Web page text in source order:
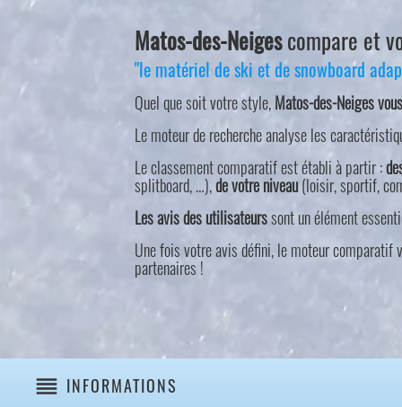
Matos-des-Neigescompare et
"le matériel de ski et de snowboard
Quel que soit votre style,Matos-des-Neiges
Le moteur de recherche analyse les
Le classement comparatif est établi à partir :
splitboard, …),de votre niveau(loisir, sportif,
Les avis des utilisateurssont un élément
Une fois votre avis défini, le moteur comparatif
partenaires !
reorder INFORMATIONS